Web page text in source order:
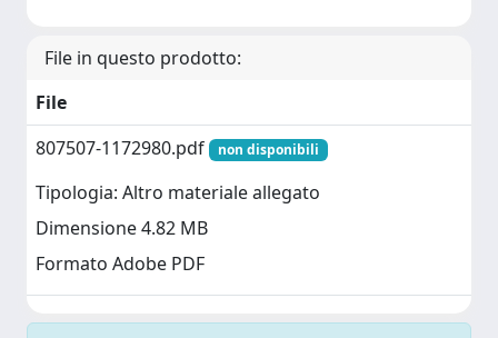
File in questo prodotto:
File
807507-1172980.pdf
non disponibili
Tipologia: Altro materiale allegato
Dimensione 4.82 MB
Formato Adobe PDF